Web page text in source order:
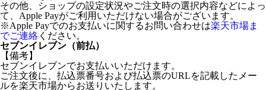
その他、ショップの設定状況やご注文時の選択内容などによっ
て、Apple Payがご利用いただけない場合がございます。
※Apple Payでのお支払いに関するお問い合わせは楽天市場ま
でご連絡 ください。
セブンイレブン（前払）
【備考】
セブンイレブンでお支払いいただけます。
ご注文後に、払込票番号および払込票のURLを記載したメー
ルを楽天市場からお送りいたします。